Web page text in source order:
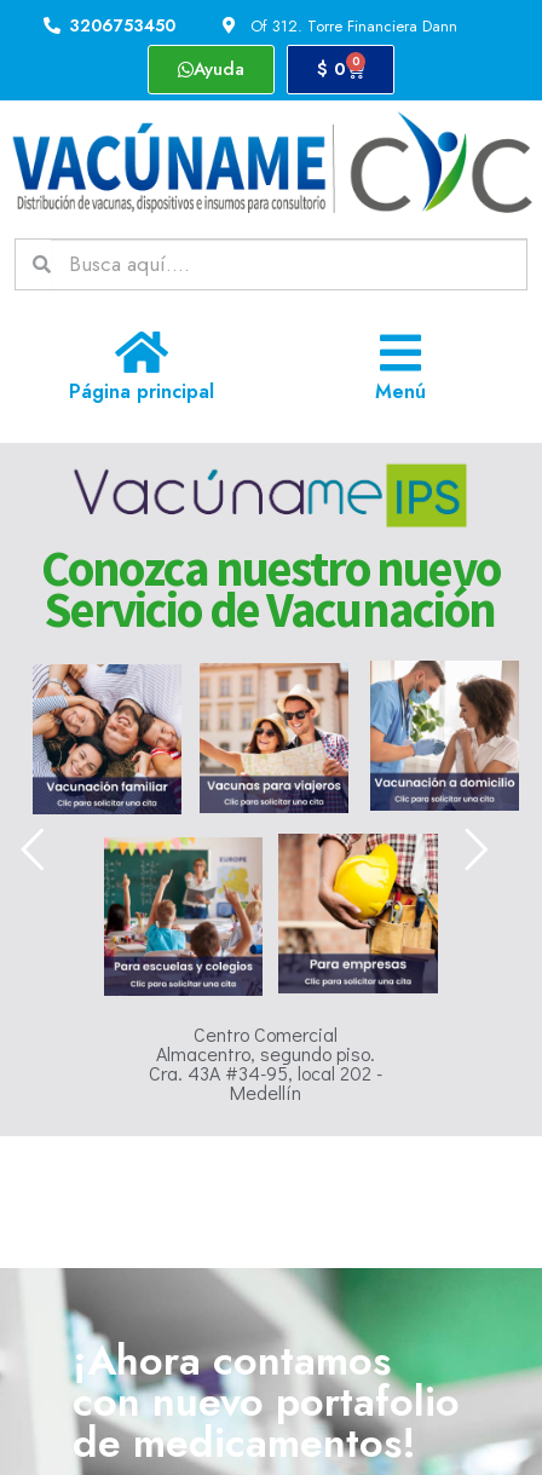
3206753450 Of 312. Torre Financiera Dann
Ayuda $ 0 0
Página principal Menú
Conozca nuestro nuevo
Servicio de Vacunación
Centro Comercial
Almacentro, segundo piso.
Cra. 43A #34-95, local 202 -
Medellín
¡Ahora contamos
con nuevo portafolio
de medicamentos!